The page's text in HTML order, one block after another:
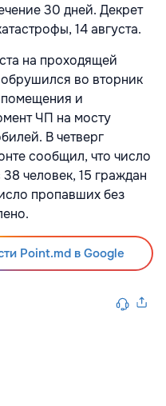
30 дней. Декрет
14 августа.
на проходящей
во вторник
помещения и
ЧП на мосту
В четверг
сообщил, что число
человек, 15 граждан
пропавших без
Point.md в Google